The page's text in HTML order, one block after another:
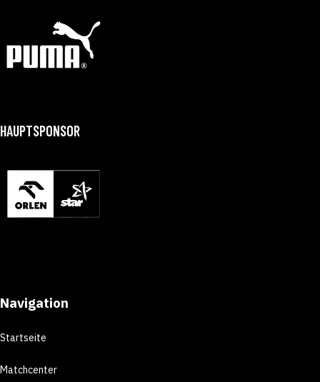
HAUPTSPONSOR
Navigation
Startseite
Matchcenter